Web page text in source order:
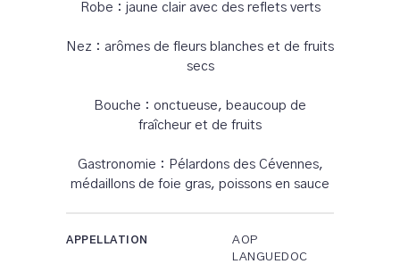
Robe : jaune clair avec des reflets verts
Nez : arômes de fleurs blanches et de fruits
secs
Bouche : onctueuse, beaucoup de
fraîcheur et de fruits
Gastronomie : Pélardons des Cévennes,
médaillons de foie gras, poissons en sauce
APPELLATION
AOP
LANGUEDOC